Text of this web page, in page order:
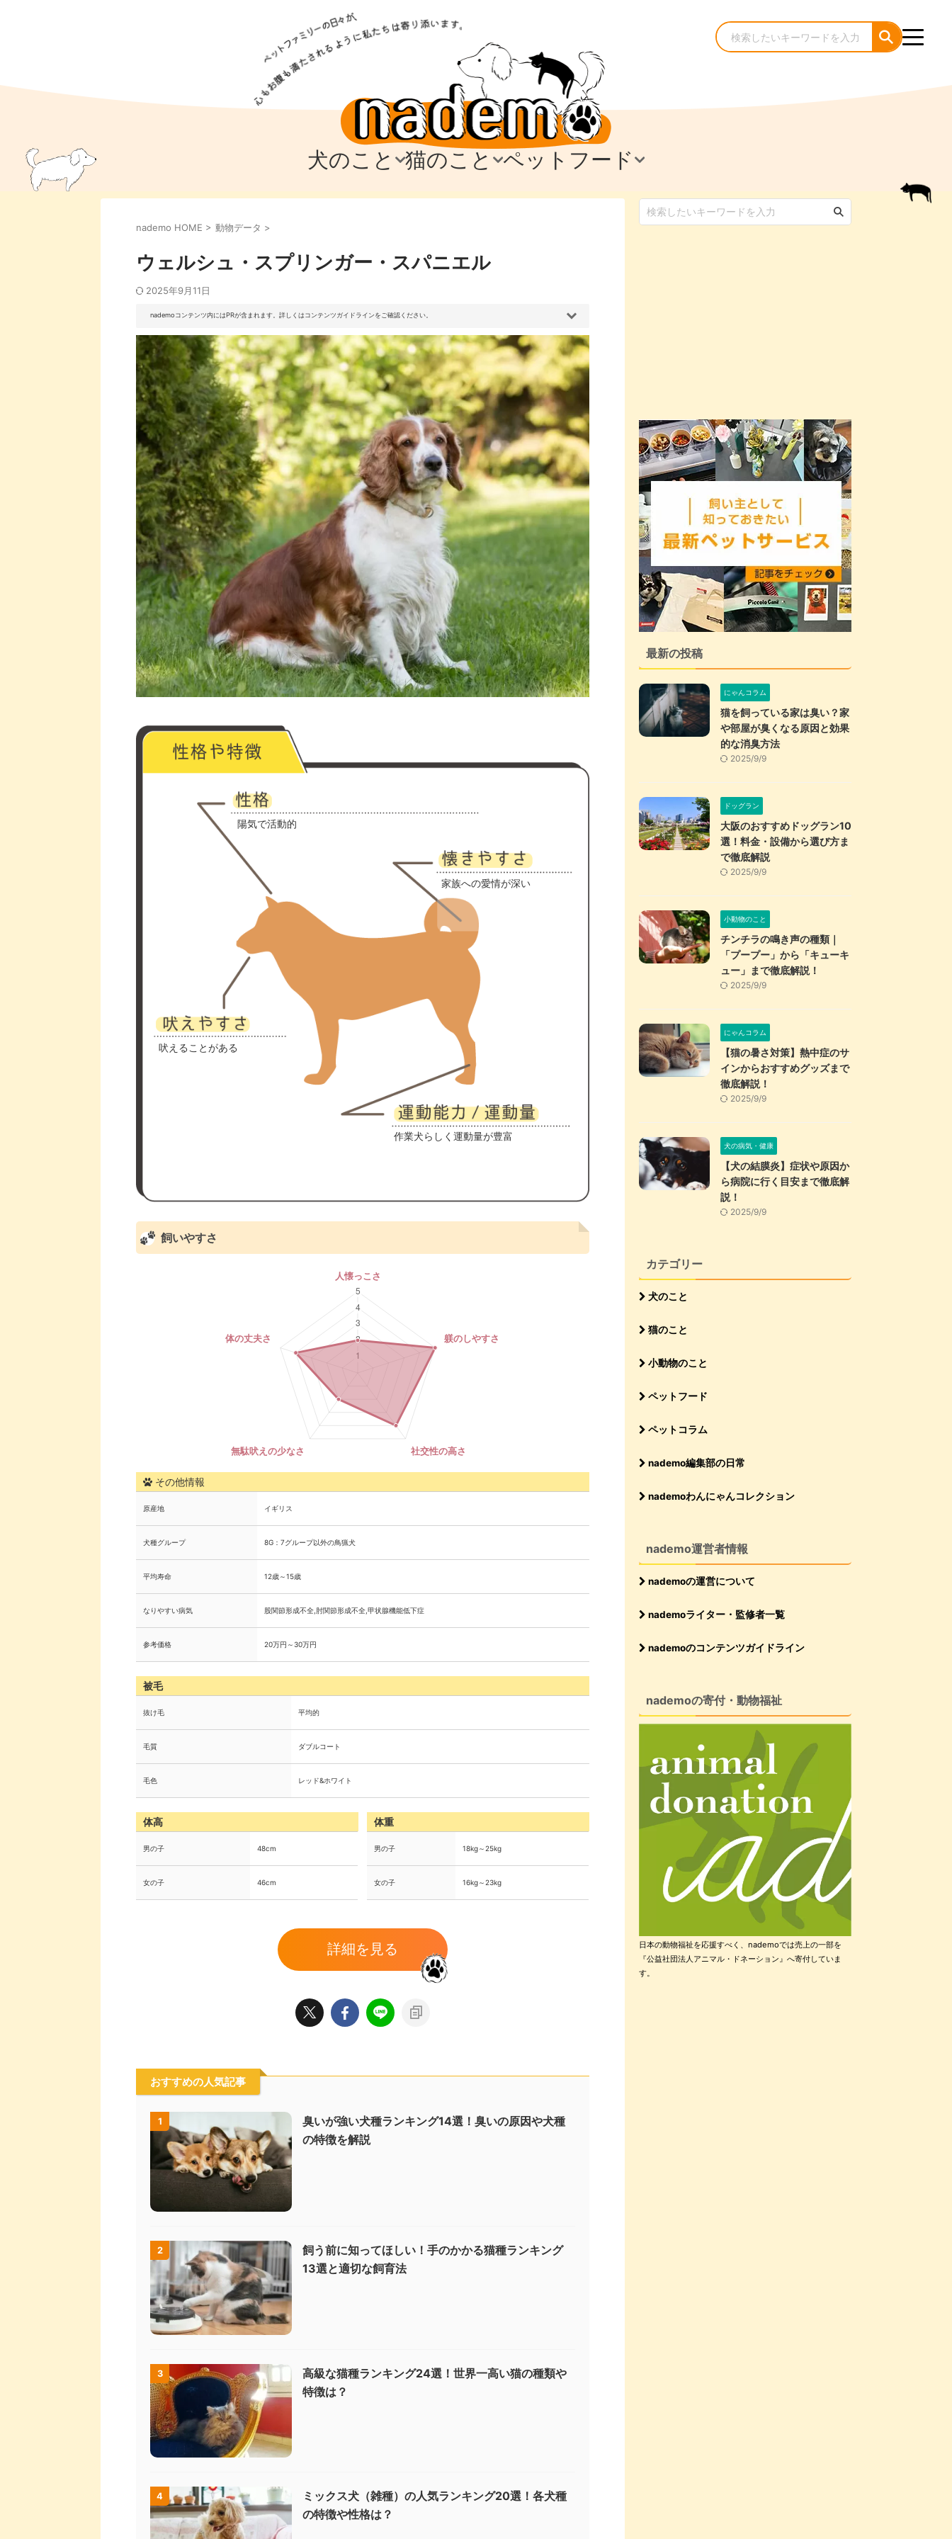
犬のこと
犬のこと
犬のケア・お手入れ
犬のしつけ
犬のアイテム
猫のこと
猫のこと
猫のケア・お手入れ
猫のしつけ
猫のアイテム
ペットフード
ペットフード
nademo HOME > 動物データ >
ウェルシュ・スプリンガー・スパニエル
2025年9月11日
nademoコンテンツ内にはPRが含まれます。詳しくはコンテンツガイドラインをご確認ください。
陽気で活動的
家族への愛情が深い
吠えることがある
作業犬らしく運動量が豊富
飼いやすさ
その他情報
原産地 イギリス
犬種グループ 8G：7グループ以外の鳥猟犬
平均寿命 12歳～15歳
なりやすい病気 股関節形成不全,肘関節形成不全,甲状腺機能低下症
参考価格 20万円～30万円
被毛
抜け毛 平均的
毛質 ダブルコート
毛色 レッド&ホワイト
体高
男の子 48cm
女の子 46cm
体重
男の子 18kg～25kg
女の子 16kg～23kg
詳細を見る
おすすめの人気記事
1
臭いが強い犬種ランキング14選！臭いの原因や犬種
の特徴を解説
2
飼う前に知ってほしい！手のかかる猫種ランキング
13選と適切な飼育法
3
高級な猫種ランキング24選！世界一高い猫の種類や
特徴は？
4
ミックス犬（雑種）の人気ランキング20選！各犬種
の特徴や性格は？
最新の投稿
にゃんコラム
猫を飼っている家は臭い？家
や部屋が臭くなる原因と効果
的な消臭方法
2025/9/9
ドッグラン
大阪のおすすめドッグラン10
選！料金・設備から選び方ま
で徹底解説
2025/9/9
小動物のこと
チンチラの鳴き声の種類｜
「プープー」から「キューキ
ュー」まで徹底解説！
2025/9/9
にゃんコラム
【猫の暑さ対策】熱中症のサ
インからおすすめグッズまで
徹底解説！
2025/9/9
犬の病気・健康
【犬の結膜炎】症状や原因か
ら病院に行く目安まで徹底解
説！
2025/9/9
カテゴリー
犬のこと
猫のこと
小動物のこと
ペットフード
ペットコラム
nademo編集部の日常
nademoわんにゃんコレクション
nademo運営者情報
nademoの運営について
nademoライター・監修者一覧
nademoのコンテンツガイドライン
nademoの寄付・動物福祉
日本の動物福祉を応援すべく、nademoでは売上の一部を
『公益社団法人アニマル・ドネーション』へ寄付していま
す。